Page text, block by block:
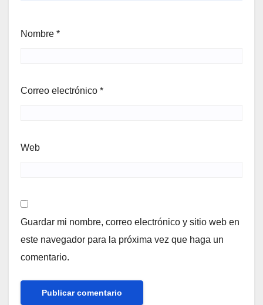
Nombre *
Correo electrónico *
Web
Guardar mi nombre, correo electrónico y sitio web en
este navegador para la próxima vez que haga un
comentario.